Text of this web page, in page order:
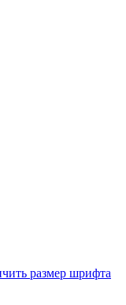
размер шрифта